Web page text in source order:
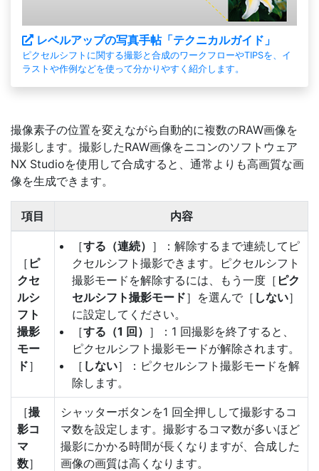
レベルアップの写真手帖「テクニカルガイド」
ピクセルシフトに関する撮影と合成のワークフローやTIPSを、イ
ラストや作例などを使って分かりやすく紹介します。
撮像素子の位置を変えながら自動的に複数のRAW画像を
撮影します。撮影したRAW画像をニコンのソフトウェア
NX Studioを使用して合成すると、通常よりも高画質な画
像を生成できます。
項目 内容
［ ピ
クセ
ルシ
フト
撮影
モー
ド］
［する（連続） ］：解除するまで連続してピ
クセルシフト撮影できます。ピクセルシフト
撮影モードを解除するには、もう一度［ ピク
セルシフト撮影モード］を選んで［ しない］
に設定してください。
［する（1 回） ］：1 回撮影を終了すると、
ピクセルシフト撮影モードが解除されます。
［ しない］：ピクセルシフト撮影モードを解
除します。
［撮
影コ
マ
数］
シャッターボタンを1 回全押しして撮影するコ
マ数を設定します。撮影するコマ数が多いほど
撮影にかかる時間が長くなりますが、合成した
画像の画質は高くなります。